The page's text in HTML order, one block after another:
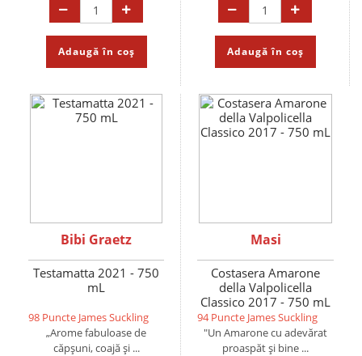
Adaugă în coș Adaugă în coș
Bibi Graetz
Testamatta 2021 - 750
mL
98 Puncte James Suckling
„Arome fabuloase de
căpșuni, coajă și ...
Masi
Costasera Amarone
della Valpolicella
Classico 2017 - 750 mL
94 Puncte James Suckling
"Un Amarone cu adevărat
proaspăt și bine ...